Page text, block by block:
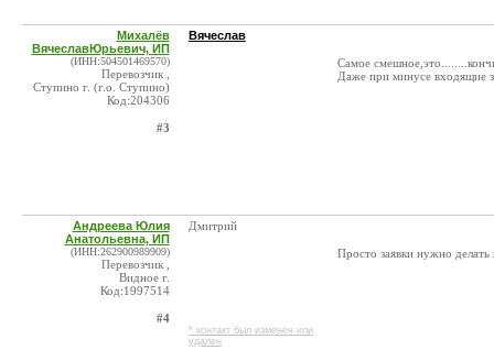
Михалёв
ВячеславЮрьевич, ИП
(ИНН:504501469570)
Перевозчик ,
Ступино г. (г.о. Ступино)
Код:204306
#3
Вячеслав
Самое
Даже при минусе входящие
Андреева Юлия
Анатольевна, ИП
(ИНН:262900989909)
Перевозчик ,
Видное г.
Код:1997514
#4
Дмитрий
* контакт был изменен или
удален
Просто заявки нужно делать